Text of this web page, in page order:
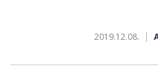
2019.12.08.